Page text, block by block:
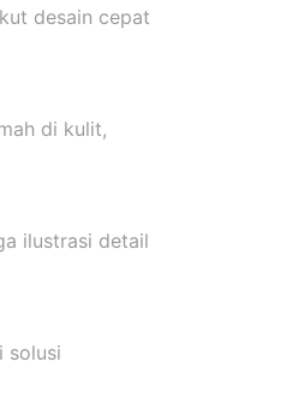
desain cepat
di kulit,
ilustrasi detail
solusi